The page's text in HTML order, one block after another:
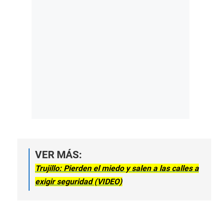
VER MÁS:
Trujillo: Pierden el miedo y salen a las calles a
exigir seguridad (VIDEO)